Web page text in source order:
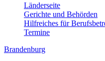
Länderseite
Gerichte und Behörden
Hilfreiches für
Termine
Brandenburg